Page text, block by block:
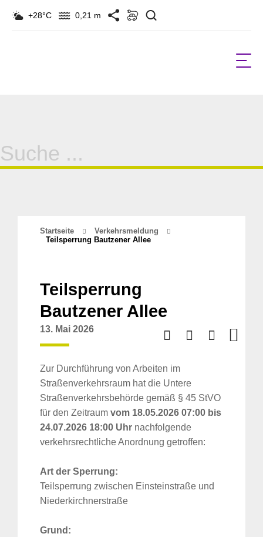
+28°C 0,21 m
Suche
für:
Startseite
Verkehrsmeldung
Teilsperrung Bautzener Allee
Teilsperrung
Bautzener Allee
13. Mai 2026
Zur Durchführung von Arbeiten im
Straßenverkehrsraum hat die Untere
Straßenverkehrsbehörde gemäß § 45 StVO
für den Zeitraum vom 18.05.2026 07:00 bis
24.07.2026 18:00 Uhr nachfolgende
verkehrsrechtliche Anordnung getroffen:
Art der Sperrung:
Teilsperrung zwischen Einsteinstraße und
Niederkirchnerstraße
Grund: